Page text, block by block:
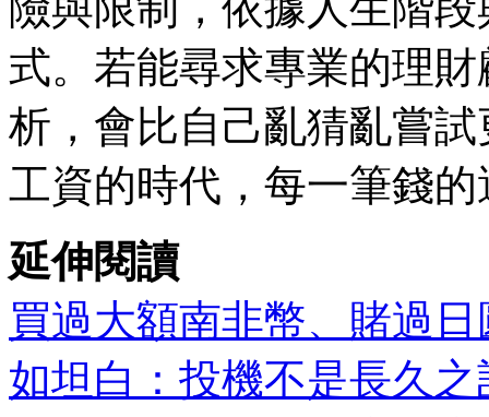
式。若能尋求專業的理
析，會比自己亂猜亂嘗
工資的時代，每一筆錢
延伸閱讀
買過大額南非幣、賭過
如坦白：投機不是長久